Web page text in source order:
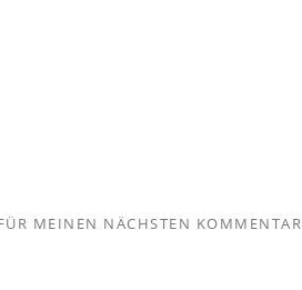
MEINEN NÄCHSTEN KOMMENTAR